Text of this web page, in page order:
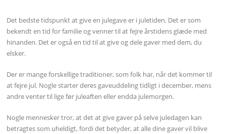
Det bedste tidspunkt at give en julegave er i juletiden. Det er som
bekendt en tid for familie og venner til at fejre årstidens glæde med
hinanden. Det er også en tid til at give og dele gaver med dem, du
elsker.
Der er mange forskellige traditioner, som folk har, når det kommer til
at fejre jul. Nogle starter deres gaveuddeling tidligt i december, mens
andre venter til lige før juleaften eller endda julemorgen.
Nogle mennesker tror, at det at give gaver på selve juledagen kan
betragtes som uheldigt, fordi det betyder, at alle dine gaver vil blive